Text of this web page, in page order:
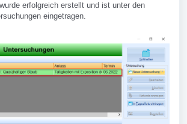
erfolgreich erstellt und ist unter den
eingetragen.